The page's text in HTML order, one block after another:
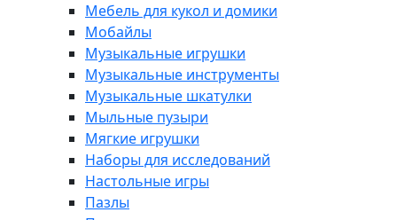
Мебель для кукол и домики
Мобайлы
Музыкальные игрушки
Музыкальные инструменты
Музыкальные шкатулки
Мыльные пузыри
Мягкие игрушки
Наборы для исследований
Настольные игры
Пазлы